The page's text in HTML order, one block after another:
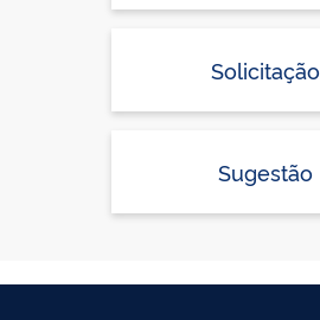
Solicitação
Sugestão